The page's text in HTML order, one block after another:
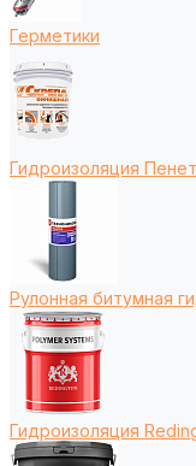
Герметики
Гидроизоляция
Рулонная битумная
Гидроизоляция